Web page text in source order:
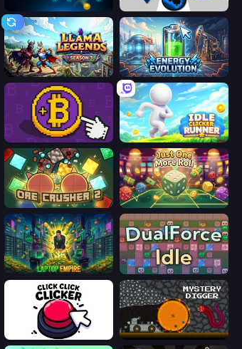
Plinko Idle Idle Mine: Remix
Llama Legends Energy Evolution
Money Maker Idle Clicker Runner
OreCrusher 2 Just One More Roll
Laptop Empire DualForce Idle
Click Click Clicker Mystery Digger